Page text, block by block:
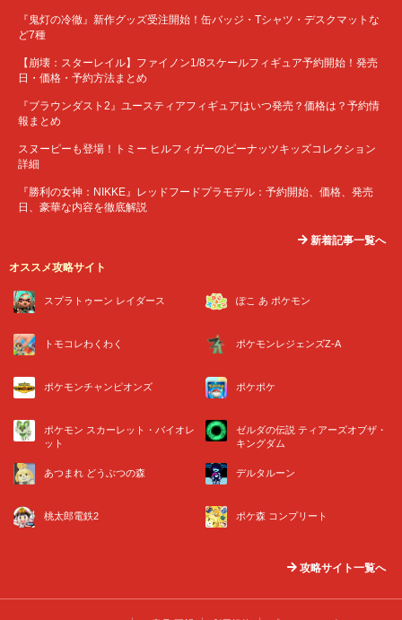
『鬼灯の冷徹』新作グッズ受注開始！缶バッジ・Tシャツ・デスクマットな
ど7種
【崩壊：スターレイル】ファイノン1/8スケールフィギュア予約開始！発売
日・価格・予約方法まとめ
『ブラウンダスト2』ユースティアフィギュアはいつ発売？価格は？予約情
報まとめ
スヌーピーも登場！トミー ヒルフィガーのピーナッツキッズコレクション
詳細
『勝利の女神：NIKKE』レッドフードプラモデル：予約開始、価格、発売
日、豪華な内容を徹底解説
新着記事一覧へ
オススメ攻略サイト
スプラトゥーン レイダース ぽこ あ ポケモン
トモコレわくわく ポケモンレジェンズZ-A
ポケモンチャンピオンズ ポケポケ
ポケモン スカーレット・バイオレ
ット
ゼルダの伝説 ティアーズオブザ・
キングダム
あつまれ どうぶつの森 デルタルーン
桃太郎電鉄2 ポケ森 コンプリート
攻略サイト一覧へ